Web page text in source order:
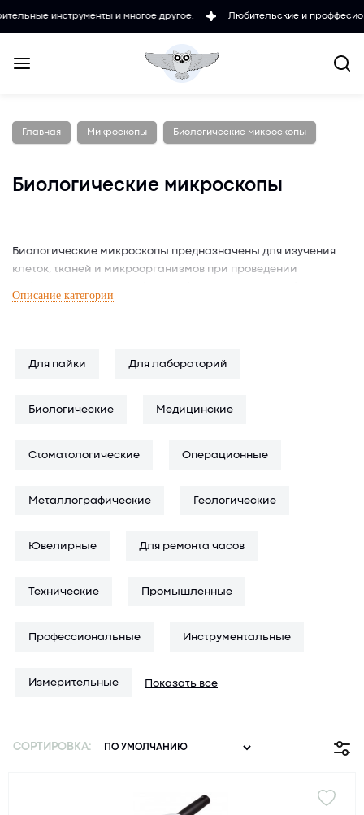
и многое другое. Любительские и проффесиональные
Главная Микроскопы Биологические микроскопы
Биологические микроскопы
Биологические микроскопы предназначены для изучения
клеток, тканей и микроорганизмов при проведении
широко используются для биологических исследований, где
позволяющей фиксировать результаты и делиться ими в
комплектаций. В наличии модели с плавной настройкой
также возможность купить подходящий вариант с нужными
обучения, и не знаете, с чего начать — обратитесь за
Описание категории
Для пайки Для лабораторий
Биологические Медицинские
Стоматологические Операционные
Металлографические Геологические
Ювелирные Для ремонта часов
Технические Промышленные
Профессиональные Инструментальные
Измерительные Показать все
СОРТИРОВКА: